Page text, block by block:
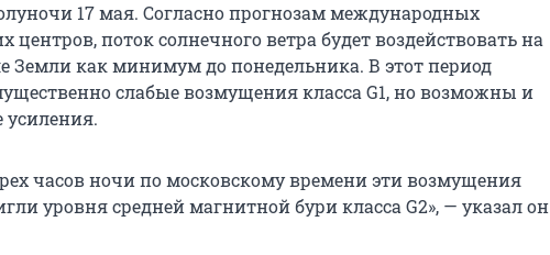
17 мая. Согласно прогнозам международных
центров, поток солнечного ветра будет воздействовать на
Земли как минимум до понедельника. В этот период
слабые возмущения класса G1, но возможны и
часов ночи по московскому времени эти возмущения
уровня средней магнитной бури класса G2», — указал он